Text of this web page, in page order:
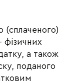
(сплаченого)
фізичних
а також
поданого